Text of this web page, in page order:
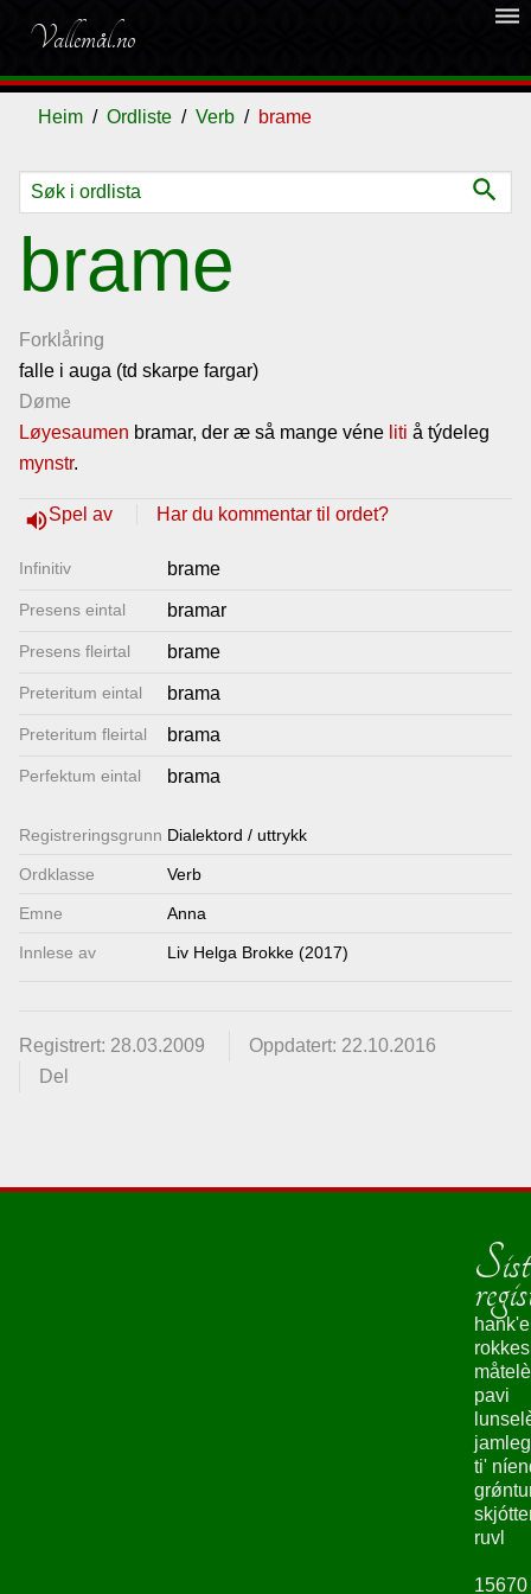
Vallemål.no
dehaze
Heim Ordliste Verb brame
search
brame
Forklåring
falle i auga (td skarpe fargar)
Døme
Løyesaumen bramar, der æ så mange véne liti å týdeleg
mynstr.
volume_upSpel av Har du kommentar til ordet?
Infinitiv brame
Presens eintal bramar
Presens fleirtal brame
Preteritum eintal brama
Preteritum fleirtal brama
Perfektum eintal brama
Registrerings­grunn Dialektord / uttrykk
Ordklasse Verb
Emne Anna
Innlese av Liv Helga Brokke (2017)
Registrert: 28.03.2009
Oppdatert: 22.10.2016
Del
Ordliste
Om
vallemålet
Gjestebok
Lenkjer
Kontakt
oss
hank'e
pavi
ti'
ruvl
15670